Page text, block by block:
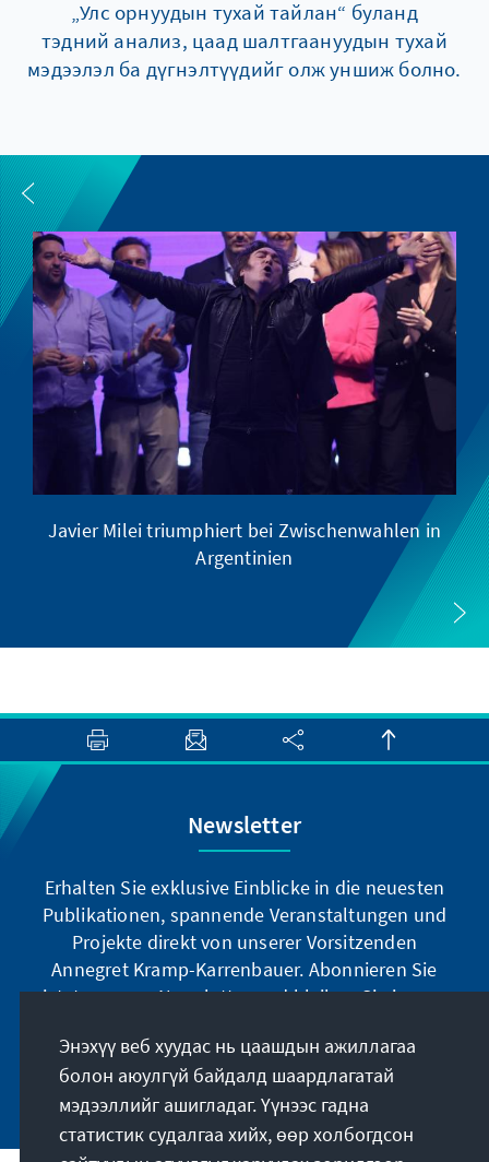
„Улс орнуудын тухай тайлан“ буланд
тэдний анализ, цаад шалтгаануудын тухай
мэдээлэл ба дүгнэлтүүдийг олж уншиж болно.
Javier Milei triumphiert bei Zwischenwahlen in
Argentinien
Newsletter
Erhalten Sie exklusive Einblicke in die neuesten
Publikationen, spannende Veranstaltungen und
Projekte direkt von unserer Vorsitzenden
Annegret Kramp-Karrenbauer. Abonnieren Sie
jetzt unseren Newsletter und bleiben Sie immer
Jetzt abonnieren
Энэхүү веб хуудас нь цаашдын ажиллагаа
болон аюулгүй байдалд шаардлагатай
мэдээллийг ашигладаг. Үүнээс гадна
статистик судалгаа хийх, өөр холбогдсон